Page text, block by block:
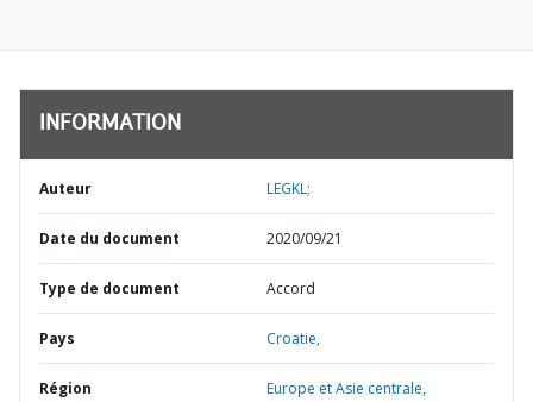
INFORMATION
Auteur LEGKL;
Date du document 2020/09/21
Type de document Accord
Pays Croatie,
Région Europe et Asie centrale,